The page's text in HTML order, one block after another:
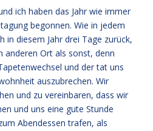
ich haben das Jahr wie immer
begonnen. Wie in jedem
in diesem Jahr drei Tage zurück,
anderen Ort als sonst, denn
und der tat uns
auszubrechen. Wir
und zu vereinbaren, dass wir
und uns eine gute Stunde
Abendessen trafen, als